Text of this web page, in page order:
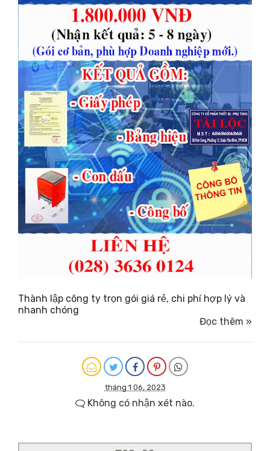
Thành lập công ty trọn gói giá rẻ, chi phí hợp lý và
nhanh chóng
Đọc thêm »
tháng 1 06, 2023
Không có nhận xét nào.